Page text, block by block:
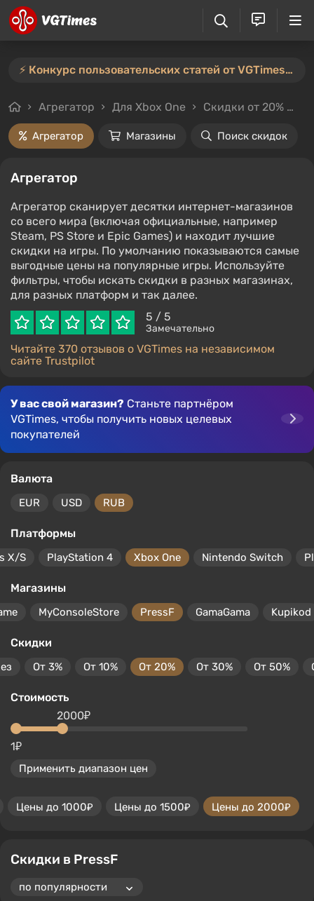
⚡️ Конкурс пользовательских статей от VGTimes продлён — участвуйте тут ⚡️
Агрегатор Для Xbox One Скидки от 20%
Агрегатор Магазины Поиск скидок
Агрегатор
Агрегатор сканирует десятки интернет-магазинов
со всего мира (включая официальные, например
Steam, PS Store и Epic Games) и находит лучшие
скидки на игры. По умолчанию показываются самые
выгодные цены на популярные игры. Используйте
фильтры, чтобы искать скидки в разных магазинах,
для разных платформ и так далее.
5 / 5
Замечательно
Читайте 370 отзывов о VGTimes на независимом
сайте Trustpilot
У вас свой магазин? Станьте партнёром
VGTimes, чтобы получить новых целевых
покупателей
Валюта
EUR USD RUB
Платформы
X/S PlayStation 4 Xbox One Nintendo Switch
Магазины
MyConsoleStore PressF GamaGama Kupikod
Скидки
От 3% От 10% От 20% От 30% От 50%
Стоимость
1₽
2000₽
Применить диапазон цен
Цены до 1000₽ Цены до 1500₽ Цены до 2000₽
Скидки в PressF